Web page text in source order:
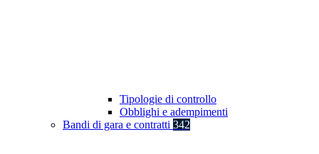
Tipologie di controllo
Obblighi e adempimenti
Bandi di gara e contratti 342